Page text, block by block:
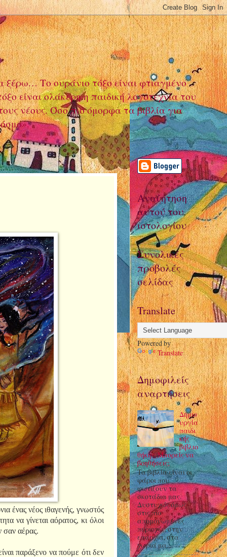
Το ουράνιο τόξο είναι φτιαγμένο
είναι ολάκερη η παιδική λογοτεχνία του
νέους. Όσο πιο όμορφα τα βιβλία για
ένας νέος ιθαγενής, γνωστός
να γίνεται αόρατος, κι όλοι
σαν αέρας.
παράξενο να πούμε ότι δεν
Αναζήτηση
αυτού του
ιστολογίου
Συνολικές
προβολές
σελίδας
Translate
Powered by
Translate
Δημοφιλείς
αναρτήσεις
Δημιο
υργία
παιδι
κής
βιβλιο
θήκης. Μπορείς να
βοηθήσεις;
Τα βιβλία είναι οι
φάροι που
φωτίζουν τα
σκοτάδια μας.
Δυστυχώς όμως
στις πιο
απομονωμένες
περιοχές, στην
επαρχία, στα
χωριά μα...